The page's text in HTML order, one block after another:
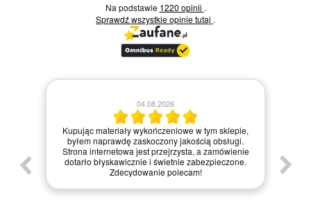
Na podstawie 1220 opinii .
Sprawdź wszystkie opinietutaj .
wykończeniowe w tym sklepie,
zaskoczony jakością obsługi.
jest przejrzysta, a zamówienie
i świetnie zabezpieczone.
Zdecydowanie polecam!
Zamówienie zrealizowane
materiały dotarły w
internetowa jest bardzo
zakupy, a dodatkowo paczka
zapakowana. Zdecydowanie
każdemu, kto szuka jakości i